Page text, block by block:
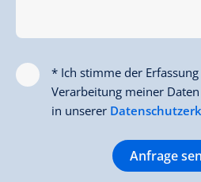
* Ich stimme der
Verarbeitung meiner
in unserer
Anfrage